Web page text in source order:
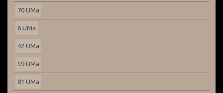
70 UMa
6 UMa
42 UMa
59 UMa
81 UMa